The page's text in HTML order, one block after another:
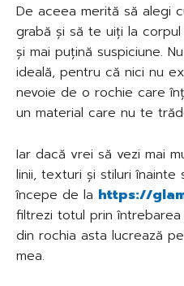
De aceea merită să alegi
grabă și să te uiți la
și mai puțină suspiciune.
ideală, pentru că nici nu
nevoie de o rochie care
un material care nu te
Iar dacă vrei să vezi mai
linii, texturi și stiluri
începe de la https://
filtrezi totul prin întrebarea
din rochia asta lucrează
mea.